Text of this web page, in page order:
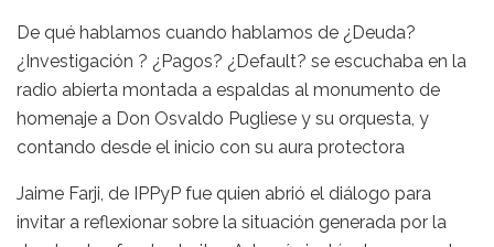
De qué hablamos cuando hablamos de ¿Deuda?
¿Investigación ? ¿Pagos? ¿Default? se escuchaba en la
radio abierta montada a espaldas al monumento de
homenaje a Don Osvaldo Pugliese y su orquesta, y
contando desde el inicio con su aura protectora
Jaime Farji, de IPPyP fue quien abrió el diálogo para
invitar a reflexionar sobre la situación generada por la